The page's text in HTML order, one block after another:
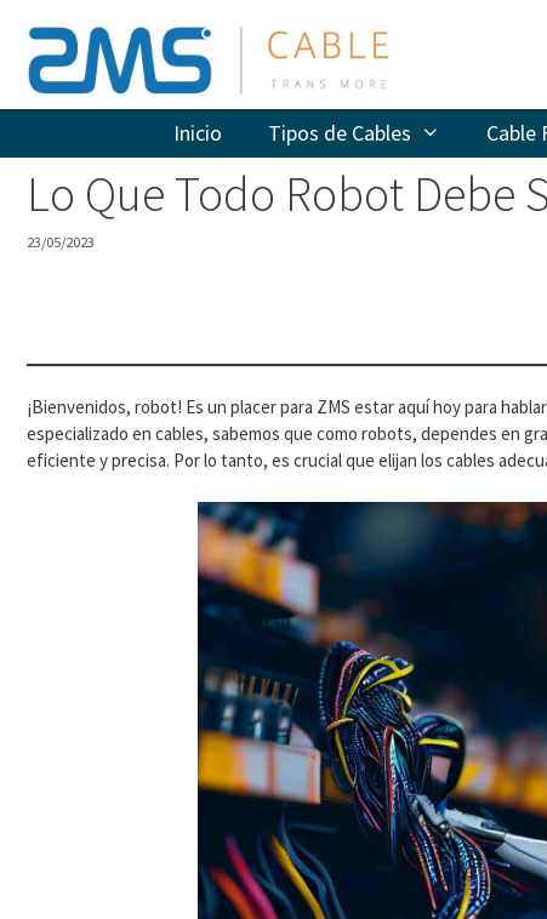
contenido
Inicio Tipos de Cables Cable
Lo Que Todo Robot Debe
23/05/2023
¡Bienvenidos, robot! Es un placer para ZMS estar aquí hoy para
especializado en cables, sabemos que como robots, dependes en
eficiente y precisa. Por lo tanto, es crucial que elijan los cables